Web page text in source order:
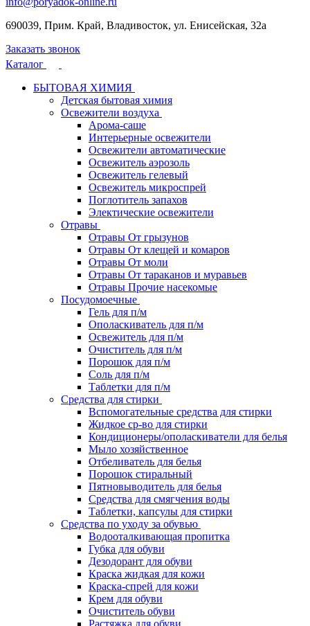
690039, Прим. Край, Владивосток, ул. Енисейская, 32а
Заказать звонок
Каталог
БЫТОВАЯ ХИМИЯ
Детская бытовая химия
Освежители воздуха
Арома-саше
Интерьерные освежители
Освежители автоматические
Освежитель аэрозоль
Освежитель гелевый
Освежитель микроспрей
Поглотитель запахов
Электические освежители
Отравы
Отравы От грызунов
Отравы От клещей и комаров
Отравы От моли
Отравы От тараканов и муравьев
Отравы Прочие насекомые
Посудомоечные
Гель для п/м
Ополаскиватель для п/м
Освежитель для п/м
Очиститель для п/м
Порошок для п/м
Соль для п/м
Таблетки для п/м
Средства для стирки
Вспомогательные средства для стирки
Жидкое ср-во для стирки
Кондиционеры/ополаскиватели для белья
Мыло хозяйственное
Отбеливатель для белья
Порошок стиральный
Пятновыводитель для белья
Средства для смягчения воды
Таблетки, капсулы для стирки
Средства по уходу за обувью
Водооталкивающая пропитка
Губка для обуви
Дезодорант для обуви
Краска жидкая для кожи
Краска-спрей для кожи
Крем для обуви
Очиститель обуви
Растяжка для обуви